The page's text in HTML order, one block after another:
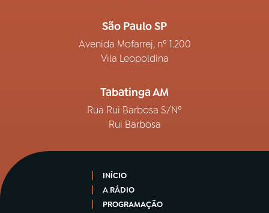
São Paulo SP
Avenida Mofarrej, nº 1.200
Vila Leopoldina
Tabatinga AM
Rua Rui Barbosa S/Nº
Rui Barbosa
INÍCIO
A RÁDIO
PROGRAMAÇÃO